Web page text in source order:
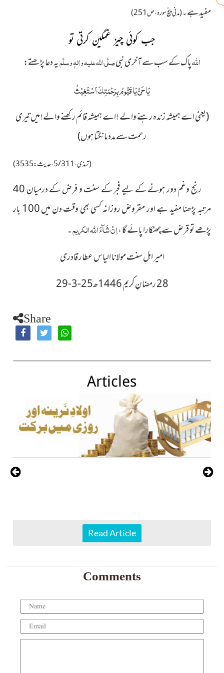
مفید ہے۔(مدنی پنچ سوره، ص 251)
جب کوئی چیز غمگین کرتی تو
اللہپاک کے سب سے آخری نبیصلَّی اللہ علیہ واٰلہٖ وسلَّمیہ دعا پڑھتے:
يَا حَيُّ يَا قَيُّومُ بِرَحْمَتِكَ اَسْتَغِيْثُ
(یعنی اے ہمیشہ زندہ رہنے والے ! اے ہمیشہ قائم رکھنے والے! میں تیری
رحمت سے مدد مانگتا ہوں)
(ترمذی،5/311،حدیث:3535)
رنج وغم دور ہونے کے لیے فجر کے سنت و فرض کے درمیان 40
مرتبہ پڑھنا مفید ہے اور مقروض روزانہ کسی بھی وقت دن میں 100 بار
پڑھے تو قرض سے چھٹکارا پائے گا ،اِنْ شَآءَ الله الكريم۔
امیر اہلِ سنت مولانا الیاس عطار قادری
28 رمضانِ کریم 1446ھ25-3-29
Share
Articles
Read Article
Comments